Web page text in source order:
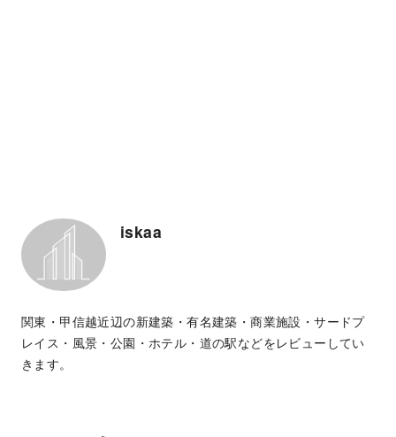
iskaa
関東・甲信越近辺の新建築・有名建築・商業施設・サードプ
レイス・風景・公園・ホテル・道の駅などをレビューしてい
きます。